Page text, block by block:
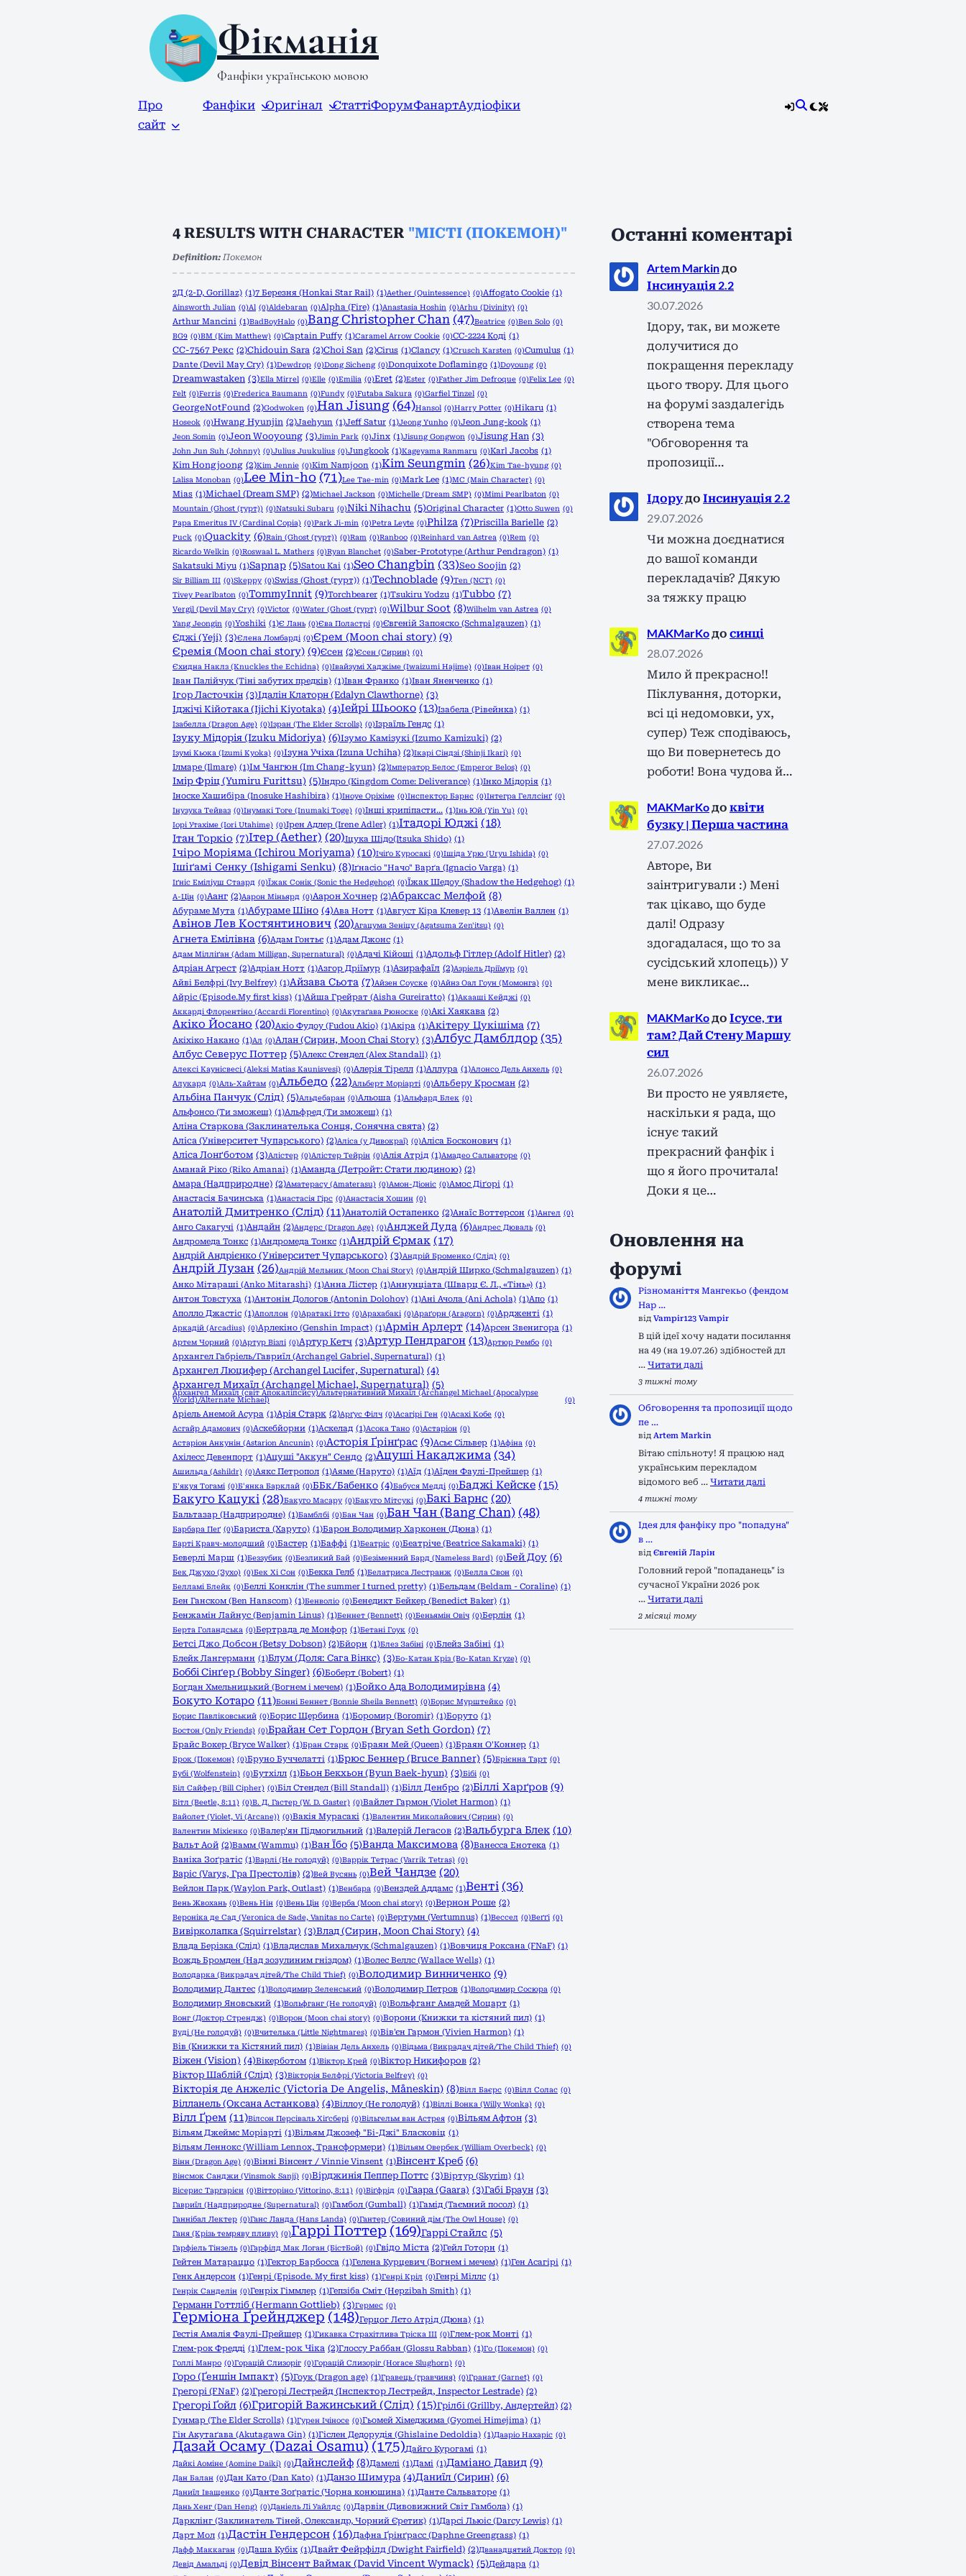
Фікманія
Фанфіки українською мовою
Про
сайт
Фанфіки Оригінал СтаттіФорумФанартАудіофіки
4 RESULTS WITH CHARACTER "МІСТІ (ПОКЕМОН)"
Definition: Покемон
2Д (2-D, Gorillaz) (1)7 Березня (Honkai Star Rail) (1)Aether (Quintessence) (0)Affogato Cookie (1)
Ainsworth Julian (0)Al (0)Aldebaran (0)Alpha (Fire) (1)Anastasia Hoshin (0)Arhu (Divinity) (0)
Arthur Mancini (1)BadBoyHalo (0)Bang Christopher Chan (47)Beatrice (0)Ben Solo (0)
BG9 (0)BM (Kim Matthew) (0)Captain Puffy (1)Caramel Arrow Cookie (0)CC-2224 Коді (1)
CC-7567 Рекс (2)Chidouin Sara (2)Choi San (2)Cirus (1)Clancy (1)Crusch Karsten (0)Cumulus (1)
Dante (Devil May Cry) (1)Dewdrop (0)Dong Sicheng (0)Donquixote Doflamingo (1)Doyoung (0)
Dreamwastaken (3)Ella Mirrel (0)Elle (0)Emilia (0)Eret (2)Ester (0)Father Jim Defroque (0)Felix Lee (0)
Felt (0)Ferris (0)Frederica Baumann (0)Fundy (0)Futaba Sakura (0)Garfiel Tinzel (0)
GeorgeNotFound (2)Godwoken (0)Han Jisung (64)Hansol (0)Harry Potter (0)Hikaru (1)
Hoseok (0)Hwang Hyunjin (2)Jaehyun (1)Jeff Satur (1)Jeong Yunho (0)Jeon Jung-kook (1)
Jeon Somin (0)Jeon Wooyoung (3)Jimin Park (0)Jinx (1)Jisung Gongwon (0)Jisung Han (3)
John Jun Suh (Johnny) (0)Julius Juukulius (0)Jungkook (1)Kageyama Ranmaru (0)Karl Jacobs (1)
Kim Hongjoong (2)Kim Jennie (0)Kim Namjoon (1)Kim Seungmin (26)Kim Tae-hyung (0)
Lalisa Monoban (0)Lee Min-ho (71)Lee Tae-min (0)Mark Lee (1)MC (Main Character) (0)
Mias (1)Michael (Dream SMP) (2)Michael Jackson (0)Michelle (Dream SMP) (0)Mimi Pearlbaton (0)
Mountain (Ghost (гурт)) (0)Natsuki Subaru (0)Niki Nihachu (5)Original Character (1)Otto Suwen (0)
Papa Emeritus IV (Cardinal Copia) (0)Park Ji-min (0)Petra Leyte (0)Philza (7)Priscilla Barielle (2)
Puck (0)Quackity (6)Rain (Ghost (гурт)) (0)Ram (0)Ranboo (0)Reinhard van Astrea (0)Rem (0)
Ricardo Welkin (0)Roswaal L. Mathers (0)Ryan Blanchet (0)Saber-Prototype (Arthur Pendragon) (1)
Sakatsuki Miyu (1)Sapnap (5)Satou Kai (1)Seo Changbin (33)Seo Soojin (2)
Sir Billiam III (0)Skeppy (0)Swiss (Ghost (гурт)) (1)Technoblade (9)Ten (NCT) (0)
Tivey Pearlbaton (0)TommyInnit (9)Torchbearer (1)Tsukiru Yodzu (1)Tubbo (7)
Vergil (Devil May Cry) (0)Victor (0)Water (Ghost (гурт) (0)Wilbur Soot (8)Wilhelm van Astrea (0)
Yang Jeongin (0)Yoshiki (1)Є Лань (0)Єва Поластрі (0)Євгеній Запояско (Schmalgauzen) (1)
Єджі (Yeji) (3)Єлена Ломбарді (0)Єрем (Moon chai story) (9)
Єремія (Moon chai story) (9)Єсен (2)Єсен (Сирин) (0)
Єхидна Наклз (Knuckles the Echidna) (0)Івайзумі Хаджіме (Iwaizumi Hajime) (0)Іван Ноірет (0)
Іван Палійчук (Тіні забутих предків) (1)Іван Франко (1)Іван Яненченко (1)
Ігор Ласточкін (3)Ідалін Клаторн (Edalyn Clawthorne) (3)
Іджічі Кійотака (Ijichi Kiyotaka) (4)Іейрі Шьооко (13)Ізабела (Рівейнка) (1)
Ізабелла (Dragon Age) (0)Ізран (The Elder Scrolls) (0)Ізраїль Гендс (1)
Ізуку Мідорія (Izuku Midoriya) (6)Ізумо Камізукі (Izumo Kamizuki) (2)
Ізумі Кьока (Izumi Kyoka) (0)Ізуна Учіха (Izuna Uchiha) (2)Ікарі Сіндзі (Shinji Ikari) (0)
Ілмаре (Ilmare) (1)Ім Чангюн (Im Chang-kyun) (2)Імператор Белос (Emperor Belos) (0)
Імір Фріц (Yumiru Furittsu) (5)Індро (Kingdom Come: Deliverance) (1)Інко Мідорія (1)
Іноске Хашибіра (Inosuke Hashibira) (1)Іноуе Оріхіме (0)Інспектор Барнс (0)Інтегра Геллсінґ (0)
Інузука Тейваз (0)Інумакі Тоге (Inumaki Toge) (0)Інші крипіпасти... (1)Інь Юй (Yin Yu) (0)
Іорі Утахіме (Iori Utahime) (0)Ірен Адлер (Irene Adler) (1)Ітадорі Юджі (18)
Ітан Торкіо (7)Ітер (Aether) (20)Іцука Шідо(Itsuka Shido) (1)
Ічіро Моріяма (Ichirou Moriyama) (10)Ічіґо Куросакі (0)Ішіда Урю (Uryu Ishida) (0)
Ішіґамі Сенку (Ishigami Senku) (8)Іґнасіо "Начо" Варґа (Ignacio Varga) (1)
Іґніс Еміліуш Стаард (0)Їжак Сонік (Sonic the Hedgehog) (0)Їжак Шедоу (Shadow the Hedgehog) (1)
А-Цін (0)Аанг (2)Аарон Міньярд (0)Аарон Хочнер (2)Абраксас Мелфой (8)
Абураме Мута (1)Абураме Шіно (4)Ава Нотт (1)Август Кіра Клевер 13 (1)Авелін Валлен (1)
Авінов Лев Костянтинович (20)Агацума Зеніцу (Agatsuma Zen'itsu) (0)
Агнета Емілівна (6)Адам Гонтьє (1)Адам Джонс (1)
Адам Мілліґан (Adam Milligan, Supernatural) (0)Адачі Кійоші (1)Адольф Гітлер (Adolf Hitler) (2)
Адріан Агрест (2)Адріан Нотт (1)Азгор Дріїмур (1)Азирафаїл (2)Азріель Дріїмур (0)
Айві Белфрі (Ivy Belfrey) (1)Айзава Сьота (7)Айзен Соуске (0)Айнз Оал Гоун (Момонга) (0)
Айріс (Episode.My first kiss) (1)Айша Грейрат (Aisha Gureiratto) (1)Акааші Кейджі (0)
Аккарді Флорентіно (Accardi Florentino) (0)Акутаґава Рюноске (0)Акі Хаякава (2)
Акіко Йосано (20)Акіо Фудоу (Fudou Akio) (1)Акіра (1)Акітеру Цукішіма (7)
Акіхіко Накано (1)Ал (0)Алан (Сирин, Moon Chai Story) (3)Албус Дамблдор (35)
Албус Северус Поттер (5)Алекс Стендел (Alex Standall) (1)
Алексі Каунісвесі (Aleksi Matias Kaunisvesi) (0)Алерія Тірелл (1)Аллура (1)Алонсо Дель Анхель (0)
Алукард (0)Аль-Хайтам (0)Альбедо (22)Альберт Моріарті (0)Альберу Кросман (2)
Альбіна Панчук (Слід) (5)Альдебаран (0)Альоша (1)Альфард Блек (0)
Альфонсо (Ти зможеш) (1)Альфред (Ти зможеш) (1)
Аліна Старкова (Заклинателька Сонця, Сонячна свята) (2)
Аліса (Університет Чупарського) (2)Аліса (у Дивокраї) (0)Аліса Босконович (1)
Аліса Лонґботом (3)Алістер (0)Алістер Тейрін (0)Алія Атрід (1)Амадео Сальваторе (0)
Аманай Ріко (Riko Amanai) (1)Аманда (Детройт: Стати людиною) (2)
Амара (Надприродне) (2)Аматерасу (Amaterasu) (0)Амон-Діоніс (0)Амос Діґорі (1)
Анастасія Бачинська (1)Анастасія Гірс (0)Анастасія Хошин (0)
Анатолій Дмитренко (Слід) (11)Анатолій Остапенко (2)Анаїс Воттерсон (1)Ангел (0)
Анго Сакагучі (1)Андайн (2)Андерс (Dragon Age) (0)Анджей Дуда (6)Андрес Дюваль (0)
Андромеда Тонкс (1)Андромеда Тонкс (1)Андрій Єрмак (17)
Андрій Андрієнко (Університет Чупарського) (3)Андрій Броменко (Слід) (0)
Андрій Лузан (26)Андрій Мельник (Moon Chai Story) (0)Андрій Ширко (Schmalgauzen) (1)
Анко Мітараші (Anko Mitarashi) (1)Анна Лістер (1)Аннунціата (Шварц Є. Л., «Тінь») (1)
Антон Товстуха (1)Антонін Дологов (Antonin Dolohov) (1)Ані Ачола (Ani Achola) (1)Апо (1)
Аполло Джастіс (1)Аполлон (0)Аратакі Ітто (0)Арахабакі (0)Араґорн (Aragorn) (0)Ардженті (1)
Аркадій (Arcadius) (0)Арлекіно (Genshin Impact) (1)Армін Арлерт (14)Арсен Звенигора (1)
Артем Чорний (0)Артур Візлі (0)Артур Кетч (3)Артур Пендрагон (13)Артюр Рембо (0)
Архангел Габріель/Гавриїл (Archangel Gabriel, Supernatural) (1)
Архангел Люцифер (Archangel Lucifer, Supernatural) (4)
Архангел Михаїл (Archangel Michael, Supernatural) (5)
Архангел Михаїл (світ Апокаліпсису)/альтернативний Михаїл (Archangel Michael (Apocalypse
World)/Alternate Michael)
(0)
Аріель Анемой Асура (1)Арія Старк (2)Арґус Філч (0)Асагірі Ген (0)Асахі Кобе (0)
Асгайр Адамович (0)Аскебйорни (1)Аскелад (1)Асока Тано (0)Астаріон (0)
Астаріон Анкунін (Astarion Ancunin) (0)Асторія Ґрінґрас (9)Асьє Сільвер (1)Афіна (0)
Ахілесс Девенпорт (1)Ацуші "Аккун" Сендо (2)Ацуші Накаджима (34)
Ашильда (Ashildr) (0)Аякс Петропол (1)Аяме (Наруто) (1)Аїд (1)Аїден Фаулі-Прейшер (1)
Б'якуя Тогамі (0)Б'янка Барклай (0)ББк/Бабенко (4)Бабуся Медді (0)Баджі Кейске (15)
Бакуго Кацукі (28)Бакуго Масару (0)Бакуго Мітсукі (0)Бакі Барнс (20)
Бальтазар (Надприродне) (1)Бамблбі (0)Бан Чан (0)Бан Чан (Bang Chan) (48)
Барбара Пеґ (0)Бариста (Харуто) (1)Барон Володимир Харконен (Дюна) (1)
Барті Кравч-молодший (0)Бастер (1)Баффі (1)Беатріс (0)Беатріче (Beatrice Sakamaki) (1)
Беверлі Марш (1)Беззубик (0)Безликий Бай (0)Безіменний Бард (Nameless Bard) (0)Бей Доу (6)
Бек Джухо (Зухо) (0)Бек Хі Сон (0)Бекка Гелб (1)Белатриса Лестранж (0)Белла Свон (0)
Белламі Блейк (0)Беллі Конклін (The summer I turned pretty) (1)Бельдам (Beldam - Coraline) (1)
Бен Ганском (Ben Hanscom) (1)Бенволіо (0)Бенедикт Бейкер (Benedict Baker) (1)
Бенжамін Лайнус (Benjamin Linus) (1)Беннет (Bennett) (0)Беньямін Овіч (0)Берлін (1)
Берта Голандська (0)Бертрада де Монфор (1)Бетані Гоук (0)
Бетсі Джо Добсон (Betsy Dobson) (2)Бйорн (1)Блез Забіні (0)Блейз Забіні (1)
Блейк Лангерманн (1)Блум (Доля: Сага Вінкс) (3)Бо-Катан Кріз (Bo-Katan Kryze) (0)
Боббі Сінґер (Bobby Singer) (6)Боберт (Bobert) (1)
Богдан Хмельницький (Вогнем і мечем) (1)Бойко Ада Володимирівна (4)
Бокуто Котаро (11)Бонні Беннет (Bonnie Sheila Bennett) (0)Борис Мурштейко (0)
Борис Павліковський (0)Борис Щербина (1)Боромир (Boromir) (1)Боруто (1)
Бостон (Only Friends) (0)Брайан Сет Гордон (Bryan Seth Gordon) (7)
Брайс Вокер (Bryce Walker) (1)Бран Старк (0)Браян Мей (Queen) (1)Браян О'Коннер (1)
Брок (Покемон) (0)Бруно Буччелатті (1)Брюс Беннер (Bruce Banner) (5)Брієнна Тарт (0)
Бубі (Wolfenstein) (0)Бутхілл (1)Бьон Бекхьон (Byun Baek-hyun) (3)Бібі (0)
Біл Сайфер (Bill Cipher) (0)Біл Стендел (Bill Standall) (1)Білл Денбро (2)Біллі Харґров (9)
Бітл (Beetle, 8:11) (0)В. Д. Гастер (W. D. Gaster) (0)Вайлет Гармон (Violet Harmon) (1)
Вайолет (Violet, Vi (Arcane)) (0)Вакія Мурасакі (1)Валентин Миколайович (Сирин) (0)
Валентин Міхієнко (0)Валер'ян Підмогильний (1)Валерій Легасов (2)Вальбурга Блек (10)
Вальт Аой (2)Вамм (Wammu) (1)Ван Їбо (5)Ванда Максимова (8)Ванесса Енотека (1)
Ваніка Зоґратіс (1)Варлі (Не голодуй) (0)Варрік Тетрас (Varrik Tetras) (0)
Варіс (Varys, Гра Престолів) (2)Вей Вусянь (0)Вей Чандзе (20)
Вейлон Парк (Waylon Park, Outlast) (1)Венбара (0)Венздей Аддамс (1)Венті (36)
Вень Жвохань (0)Вень Нін (0)Вень Цін (0)Верба (Moon chai story) (0)Вернон Роше (2)
Вероніка де Сад (Veronica de Sade, Vanitas no Carte) (0)Вертумн (Vertumnus) (1)Вессел (0)Веґґі (0)
Вивірколапка (Squirrelstar) (3)Влад (Сирин, Moon Chai Story) (4)
Влада Берізка (Слід) (1)Владислав Михальчук (Schmalgauzen) (1)Вовчиця Роксана (FNaF) (1)
Вождь Бромден (Над зозулиним гніздом) (1)Волес Веллс (Wallace Wells) (1)
Володарка (Викрадач дітей/The Child Thief) (0)Володимир Винниченко (9)
Володимир Дантес (1)Володимир Зеленський (0)Володимир Петров (1)Володимир Сосюра (0)
Володимир Яновський (1)Вольфганг (Не голодуй) (0)Вольфганг Амадей Моцарт (1)
Вонг (Доктор Стрендж) (0)Ворон (Moon chai story) (0)Ворони (Книжки та кістяний пил) (1)
Вуді (Не голодуй) (0)Вчителька (Little Nightmares) (0)Вів'єн Гармон (Vivien Harmon) (1)
Вів (Книжки та Кістяний пил) (1)Вівіан Дель Анхель (0)Відьма (Викрадач дітей/The Child Thief) (0)
Віжен (Vision) (4)Вікерботом (1)Віктор Крей (0)Віктор Никифоров (2)
Віктор Шаблій (Слід) (3)Вікторія Белфрі (Victoria Belfrey) (0)
Вікторія де Анжеліс (Victoria De Angelis, Måneskin) (8)Вілл Баєрс (0)Вілл Солас (0)
Вілланель (Оксана Астанкова) (4)Віллоу (Не голодуй) (1)Віллі Вонка (Willy Wonka) (0)
Вілл Ґрем (11)Вілсон Персіваль Хіґсбері (0)Вільгельм ван Астрея (0)Вільям Афтон (3)
Вільям Джеймс Моріарті (1)Вільям Джозеф "Бі-Джі" Бласковіц (1)
Вільям Леннокс (William Lennox, Трансформери) (1)Вільям Овербек (William Overbeck) (0)
Вінн (Dragon Age) (0)Вінні Вінсент / Vinnie Vinsent (1)Вінсент Креб (6)
Вінсмок Санджи (Vinsmok Sanji) (0)Вірджинія Пеппер Поттс (3)Віртур (Skyrim) (1)
Вісерис Таргарієн (0)Вітторіно (Vittorino, 8:11) (0)Віґфрід (0)Гаара (Gaara) (3)Габі Браун (3)
Гавриїл (Надприродне (Supernatural) (0)Гамбол (Gumball) (1)Гамід (Таємний посол) (1)
Ганнібал Лектер (0)Ганс Ланда (Hans Landa) (0)Гантер (Совиний дім (The Owl House) (0)
Ганя (Крізь темряву пливу) (0)Гаррі Поттер (169)Гаррі Стайлс (5)
Гарфіель Тінзель (0)Гарфілд Мак Логан (БістБой) (0)Гвідо Міста (2)Гейл Готорн (1)
Гейтен Матараццо (1)Гектор Барбосса (1)Гелена Курцевич (Вогнем і мечем) (1)Ген Асагірі (1)
Генк Андерсон (1)Генрі (Episode. My first kiss) (1)Генрі Кріл (0)Генрі Міллс (1)
Генрік Санделін (0)Генріх Гіммлер (1)Гепзіба Сміт (Hepzibah Smith) (1)
Германн Готтліб (Hermann Gottlieb) (3)Гермес (0)
Герміона Ґрейнджер (148)Герцог Лєто Атрід (Дюна) (1)
Гестія Амалія Фаулі-Прейшер (1)Гикавка Страхітлива Тріска ІІІ (0)Глем-рок Монті (1)
Глем-рок Фредді (1)Глем-рок Чіка (2)Глоссу Раббан (Glossu Rabban) (1)Го (Покемон) (0)
Голлі Манро (0)Горацій Слизоріг (0)Горацій Слизоріг (Horace Slughorn) (0)
Горо (Ґеншін Імпакт) (5)Гоук (Dragon age) (1)Гравець (гравчиня) (0)Гранат (Garnet) (0)
Грегорі (FNaF) (2)Грегорі Лестрейд (Інспектор Лестрейд, Inspector Lestrade) (2)
Грегорі Ґойл (6)Григорій Важинський (Слід) (15)Грілбі (Grillby, Андертейл) (2)
Гунмар (The Elder Scrolls) (1)Гурен Ічіносе (0)Гьомей Хімеджима (Gyomei Himejima) (1)
Гін Акутаґава (Akutagawa Gin) (1)Гіслен Дедорудія (Ghislaine Dedoldia) (1)Дааріо Нахаріс (0)
Дазай Осаму (Dazai Osamu) (175)Дайго Курогамі (1)
Дайкі Аоміне (Aomine Daiki) (0)Дайнслейф (8)Дамелі (1)Дамі (1)Даміано Давид (9)
Дан Балан (0)Дан Като (Dan Katо) (1)Данзо Шимура (4)Даниїл (Сирин) (6)
Даниїл Іващенко (0)Данте Зоґратіс (Чорна конюшина) (1)Данте Сальваторе (1)
Дань Хенг (Dan Heng) (0)Даніель Лі Уайлдс (0)Дарвін (Дивовижний Світ Гамбола) (1)
Дарклінг (Заклинатель Тіней, Олександр, Чорний Єретик) (1)Дарсі Льюіс (Darcy Lewis) (1)
Дарт Мол (1)Дастін Гендерсон (16)Дафна Ґрінґрасс (Daphne Greengrass) (1)
Дафф Маккаган (0)Даша Кубік (1)Двайт Фейрфілд (Dwight Fairfield) (2)Дванадцятий Доктор (0)
Девід Амальді (0)Девід Вінсент Ваймак (David Vincent Wymack) (5)Дейдара (1)
Останні коментарі
Artem Markinдо
Інсинуація 2.2
30.07.2026
Ідору, так, ви можете
долучитися до
покращення перекладу
цього твору. Для цього
на форумі заздалегідь
створена тема
"Обговорення та
пропозиції…
Ідорудо Інсинуація 2.2
29.07.2026
Чи можна доєднатися
до вашої команди
перекладачів? Дякую
за тяжку працю
MAKMarKoдо синці
28.07.2026
Мило й прекрасно!!
Піклування, доторки,
всі ці недомовки, ух,
супер) Теж сподіваюсь,
що Ви повернетесь до
роботи! Вона чудова й…
MAKMarKoдо квіти
бузку | Перша частина
27.07.2026
Авторе, Ви
заінтригували :) Мені
так цікаво, що буде
далі! Одразу
здогадалася, що то за
сусідський хлопець)) У
мене викликає…
MAKMarKoдо Ісусе, ти
там? Дай Стену Маршу
сил
26.07.2026
Ви просто не уявляєте,
наскільки я рада, що
існує такий
прекрасний фанфік і
що я його прочитала!
Доки я це…
Оновлення на
форумі
Різноманіття Мангекьо (фендом
Нар …
від Vampir123 Vampir
В цій ідеї хочу надати посилання
на 49 (на 19.07.26) здібностей дл
… Читати далі
3 тижні тому
Обговорення та пропозиції щодо
пе …
від Artem Markin
Вітаю спільноту! Я працюю над
українським перекладом
відомого веб … Читати далі
4 тижні тому
Ідея для фанфіку про "попадуна"
в …
від Євгеній Ларін
Головний герой "попаданець" із
сучасної України 2026 рок
… Читати далі
2 місяці тому